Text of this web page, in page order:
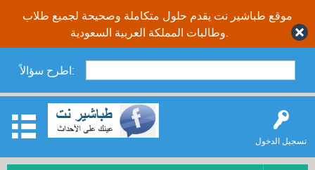
موقع طباشير نت يقدم حلول متكاملة وصحيحة لجميع طلاب
اطرح سؤالاً:
تسجيل الدخول